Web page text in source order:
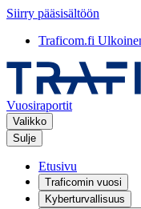
Siirry pääsisältöön
Traficom.fi
Vuosiraportit
Valikko
Sulje
Etusivu
Traficomin vuosi
Kyberturvallisuus